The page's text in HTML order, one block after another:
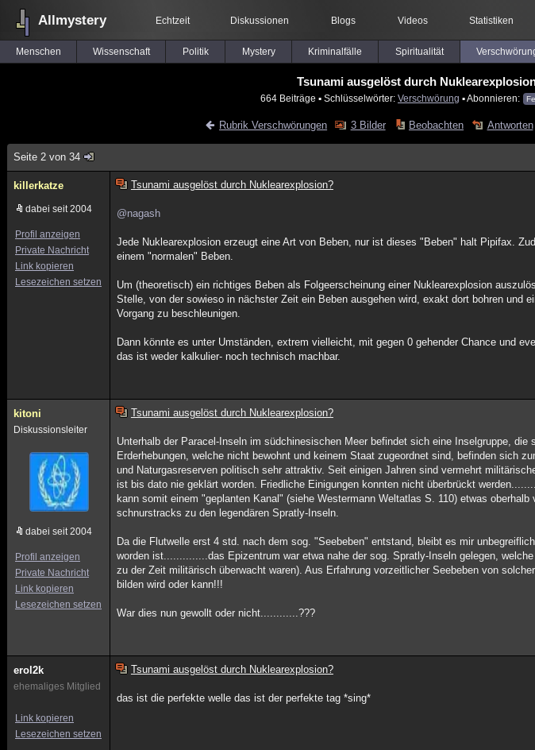
Allmystery Echtzeit Diskussionen Blogs Videos Statistiken
Menschen Wissenschaft Politik Mystery Kriminalfälle Spiritualität
Tsunami ausgelöst durch
664 Beiträge ▪ Schlüsselwörter: Verschwörung ▪ Abonnieren:
Rubrik Verschwörungen 3 Bilder Beobachten Antworten
Seite 2 von 34
killerkatze
dabei seit 2004
Profil anzeigen
Private Nachricht
Link kopieren
Lesezeichen setzen
Tsunami ausgelöst durch Nuklearexplosion?
@nagash
Jede Nuklearexplosion erzeugt eine Art von Beben, nur ist dieses "Beben" halt Pipifax.
einem "normalen" Beben.
Um (theoretisch) ein richtiges Beben als Folgeerscheinung einer Nuklearexplosion
Stelle, von der sowieso in nächster Zeit ein Beben ausgehen wird, exakt dort bohren und
Vorgang zu beschleunigen.
Dann könnte es unter Umständen, extrem vielleicht, mit gegen 0 gehender Chance und
das ist weder kalkulier- noch technisch machbar.
kitoni
Diskussionsleiter
dabei seit 2004
Profil anzeigen
Private Nachricht
Link kopieren
Lesezeichen setzen
Tsunami ausgelöst durch Nuklearexplosion?
Unterhalb der Paracel-Inseln im südchinesischen Meer befindet sich eine Inselgruppe,
Erderhebungen, welche nicht bewohnt und keinem Staat zugeordnet sind, befinden sich
und Naturgasreserven politisch sehr attraktiv. Seit einigen Jahren sind vermehrt
ist bis dato nie geklärt worden. Friedliche Einigungen konnten nicht überbrückt
kann somit einem "geplanten Kanal" (siehe Westermann Weltatlas S. 110) etwas
schnurstracks zu den legendären Spratly-Inseln.
Da die Flutwelle erst 4 std. nach dem sog. "Seebeben" entstand, bleibt es mir
worden ist..............das Epizentrum war etwa nahe der sog. Spratly-Inseln gelegen,
zu der Zeit militärisch überwacht waren). Aus Erfahrung vorzeitlicher Seebeben von
bilden wird oder kann!!!
War dies nun gewollt oder nicht............???
erol2k
ehemaliges Mitglied
Link kopieren
Lesezeichen setzen
Tsunami ausgelöst durch Nuklearexplosion?
das ist die perfekte welle das ist der perfekte tag *sing*